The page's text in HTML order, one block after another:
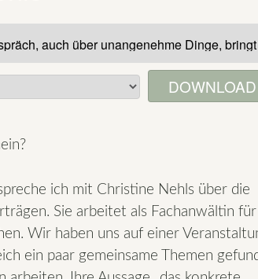
DOWNLOAD
ich mit Christine Nehls über die
Sie arbeitet als Fachanwältin für
Wir haben uns auf einer
ein paar gemeinsame Themen